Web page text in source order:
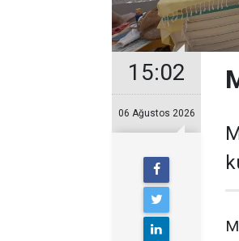
15:02
06 Ağustos 2026